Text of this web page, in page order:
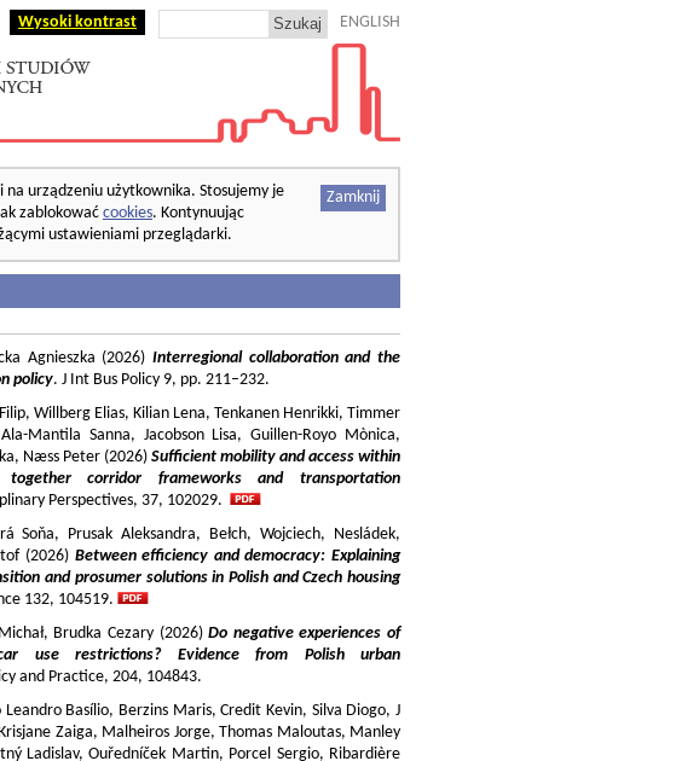
Wysoki kontrast ENGLISH
Zamknij
urządzeniu użytkownika. Stosujemy je
zablokowaćcookies. Kontynuując
ustawieniami przeglądarki.
Agnieszka (2026) Interregional collaboration and the
policy. J Int Bus Policy 9, pp. 211–232.
Willberg Elias, Kilian Lena, Tenkanen Henrikki, Timmer
Mantila Sanna, Jacobson Lisa, Guillen-Royo Mònica,
Næss Peter (2026) Sufficient mobility and access within
corridor frameworks and transportation
Perspectives, 37, 102029.
Soňa, Prusak Aleksandra, Bełch, Wojciech, Nesládek,
(2026) Between efficiency and democracy: Explaining
and prosumer solutions in Polish and Czech housing
132, 104519.
Brudka Cezary (2026)Do negative experiences of
use restrictions? Evidence from Polish urban
and Practice, 204, 104843.
Basílio, Berzins Maris, Credit Kevin, Silva Diogo, J
Zaiga, Malheiros Jorge, Thomas Maloutas, Manley
Ladislav, Ouředníček Martin, Porcel Sergio, Ribardière